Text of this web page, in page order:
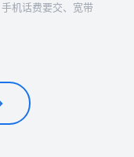
机话费要交、宽带